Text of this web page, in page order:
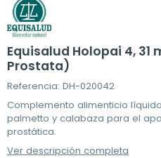
Equisalud Holopai 4,
Prostata)
Referencia: DH-020042
Complemento alimenticio
palmetto y calabaza para el
prostática.
Ver descripción completa